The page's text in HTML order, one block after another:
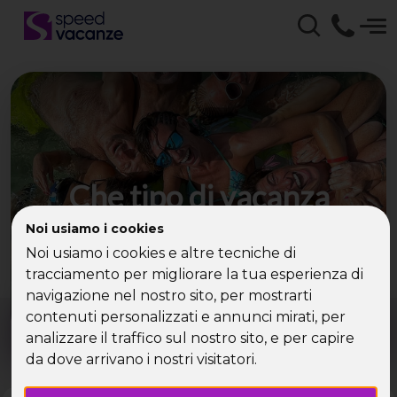
Noi usiamo i cookies
Noi usiamo i cookies e altre tecniche di
tracciamento per migliorare la tua esperienza di
navigazione nel nostro sito, per mostrarti
contenuti personalizzati e annunci mirati, per
analizzare il traffico sul nostro sito, e per capire
da dove arrivano i nostri visitatori.
Che tipo di vacanza
cerchi?
Scegli la tua destinazione tra le diverse proposte
di Speed Vacanze®
Dove? Quando?
Tutto l'anno